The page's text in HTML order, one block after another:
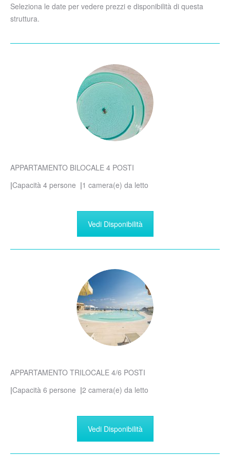
Seleziona le date per vedere prezzi e disponibilità di questa
struttura.
APPARTAMENTO BILOCALE 4 POSTI
|Capacità 4 persone |1 camera(e) da letto
Vedi Disponibilità
APPARTAMENTO TRILOCALE 4/6 POSTI
|Capacità 6 persone |2 camera(e) da letto
Vedi Disponibilità